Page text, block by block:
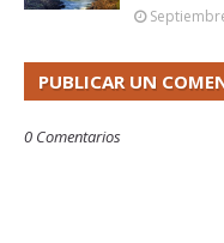
PUBLICAR UN
0 Comentarios